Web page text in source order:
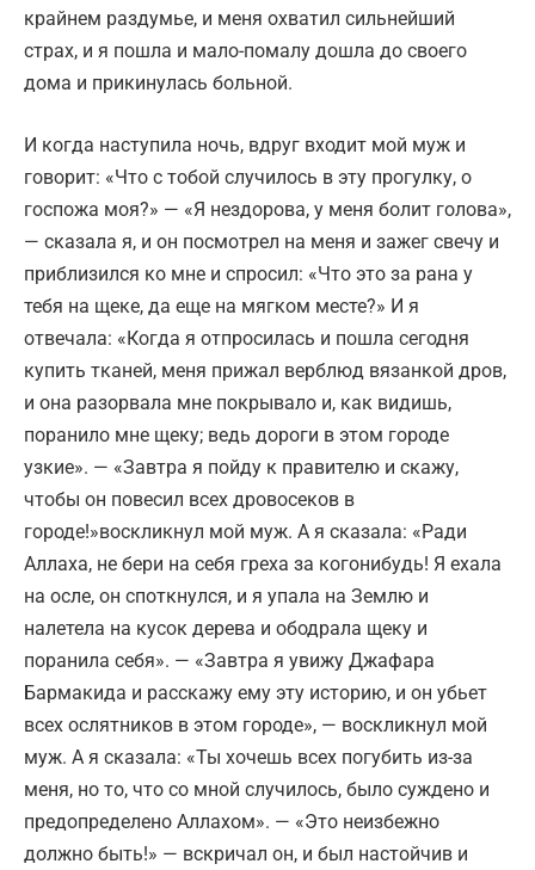
крайнем раздумье, и меня охватил сильнейший
страх, и я пошла и мало-помалу дошла до своего
дома и прикинулась больной.
И когда наступила ночь, вдруг входит мой муж и
говорит: «Что с тобой случилось в эту прогулку, о
госпожа моя?» — «Я нездорова, у меня болит голова»,
— сказала я, и он посмотрел на меня и зажег свечу и
приблизился ко мне и спросил: «Что это за рана у
тебя на щеке, да еще на мягком месте?» И я
отвечала: «Когда я отпросилась и пошла сегодня
купить тканей, меня прижал верблюд вязанкой дров,
и она разорвала мне покрывало и, как видишь,
поранило мне щеку; ведь дороги в этом городе
узкие». — «Завтра я пойду к правителю и скажу,
чтобы он повесил всех дровосеков в
городе!»воскликнул мой муж. А я сказала: «Ради
Аллаха, не бери на себя греха за когонибудь! Я ехала
на осле, он споткнулся, и я упала на Землю и
налетела на кусок дерева и ободрала щеку и
поранила себя». — «Завтра я увижу Джафара
Бармакида и расскажу ему эту историю, и он убьет
всех ослятников в этом городе», — воскликнул мой
муж. А я сказала: «Ты хочешь всех погубить из-за
меня, но то, что со мной случилось, было суждено и
предопределено Аллахом». — «Это неизбежно
должно быть!» — вскричал он, и был настойчив и